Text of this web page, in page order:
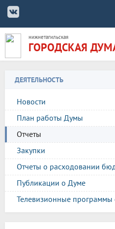
нижнетагильская
ГОРОДСКАЯ
ДЕЯТЕЛЬНОСТЬ
Новости
План работы Думы
Отчеты
Закупки
Отчеты о расходовании
Публикации о Думе
Телевизионные программы